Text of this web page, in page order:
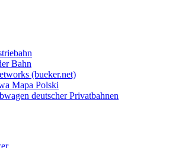
Bahn
(bueker.net)
Mapa Polski
deutscher Privatbahnen